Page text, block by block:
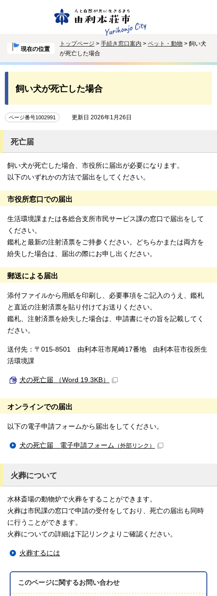
現在の位置
トップページ > 手続き窓口案内 > ペット・動物 > 飼い犬
が死亡した場合
飼い犬が死亡した場合
ページ番号1002991 更新日 2026年1月26日
死亡届
飼い犬が死亡した場合、市役所に届出が必要になります。
以下のいずれかの方法で届出をしてください。
市役所窓口での届出
生活環境課または各総合支所市民サービス課の窓口で届出をして
ください。
鑑札と最新の注射済票をご持参ください。どちらかまたは両方を
紛失した場合は、届出の際にお申し出ください。
郵送による届出
添付ファイルから用紙を印刷し、必要事項をご記入のうえ、鑑札
と直近の注射済票を貼り付けてお送りください。
鑑札、注射済票を紛失した場合は、申請書にその旨を記載してく
ださい。
送付先：〒015-8501 由利本荘市尾崎17番地 由利本荘市役所生
活環境課
犬の死亡届 （Word 19.3KB）
オンラインでの届出
以下の電子申請フォームから届出をしてください。
犬の死亡届 電子申請フォーム （外部リンク）
火葬について
水林斎場の動物炉で火葬をすることができます。
火葬は市民課の窓口で申請の受付をしており、死亡の届出も同時
に行うことができます。
火葬についての詳細は下記リンクよりご確認ください。
火葬するには
このページに関するお問い合わせ